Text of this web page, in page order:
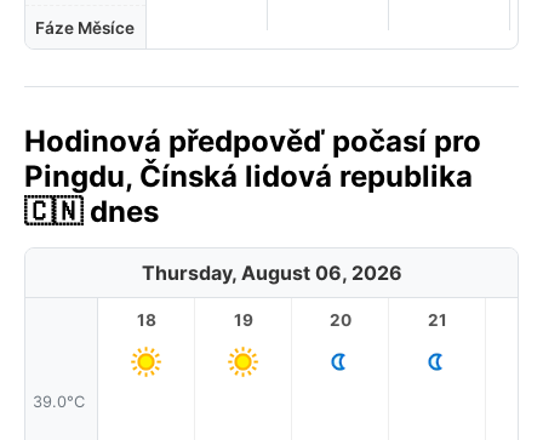
Fáze Měsíce
Hodinová předpověď počasí pro
Pingdu, Čínská lidová republika
🇨🇳 dnes
Thursday, August 06, 2026
39.0°C
18 19 20 21